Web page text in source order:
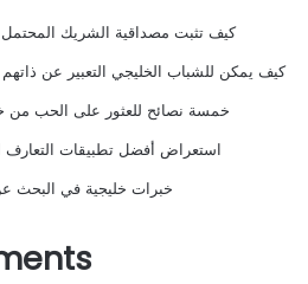
كيف تثبت مصداقية الشريك المحتمل
كيف يمكن للشباب الخليجي التعبير عن ذاتهم
خمسة نصائح للعثور على الحب من
استعراض أفضل تطبيقات التعارف
خبرات خليجية في البحث